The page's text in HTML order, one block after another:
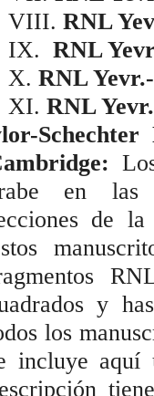
VIII. RNL
IX. RNL
X. RNL
XI. RNL
en las
de
y
los
incluye aquí